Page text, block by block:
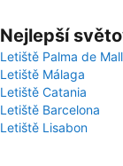
Nejlepší
Letiště Palma de
Letiště Málaga
Letiště Catania
Letiště Barcelona
Letiště Lisabon